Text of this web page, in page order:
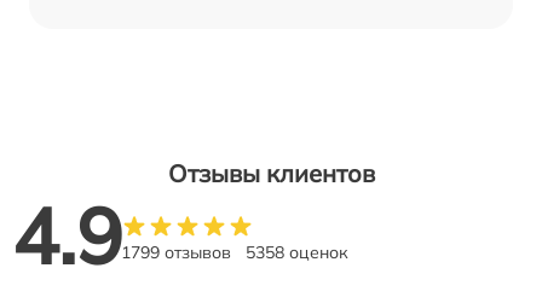
Отзывы клиентов
4.91799 отзывов 5358 оценок